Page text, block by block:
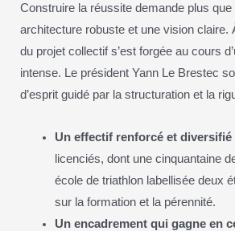
Construire la réussite demande plus que
architecture robuste et une vision claire.
du projet collectif s’est forgée au cours
intense. Le président Yann Le Brestec
d’esprit guidé par la structuration et la
Un effectif renforcé et diversifié
licenciés, dont une cinquantaine
école de triathlon labellisée deux
sur la formation et la pérennité.
Un encadrement qui gagne en